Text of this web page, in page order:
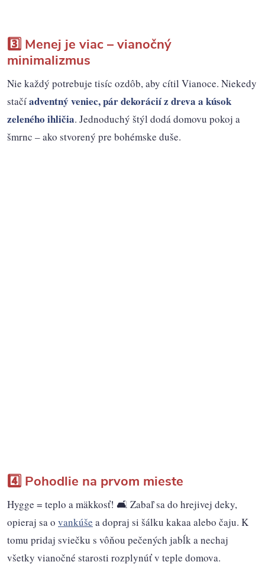
3️⃣ Menej je viac – vianočný
minimalizmus
Nie každý potrebuje tisíc ozdôb, aby cítil Vianoce. Niekedy
stačíadventný veniec, pár dekorácií z dreva a kúsok
zeleného ihličia. Jednoduchý štýl dodá domovu pokoj a
šmrnc – ako stvorený pre bohémske duše.
4️⃣ Pohodlie na prvom mieste
Hygge = teplo a mäkkosť! 🛋️ Zabaľ sa do hrejivej deky,
opieraj sa o vankúše a dopraj si šálku kakaa alebo čaju. K
tomu pridaj sviečku s vôňou pečených jabĺk a nechaj
všetky vianočné starosti rozplynúť v teple domova.